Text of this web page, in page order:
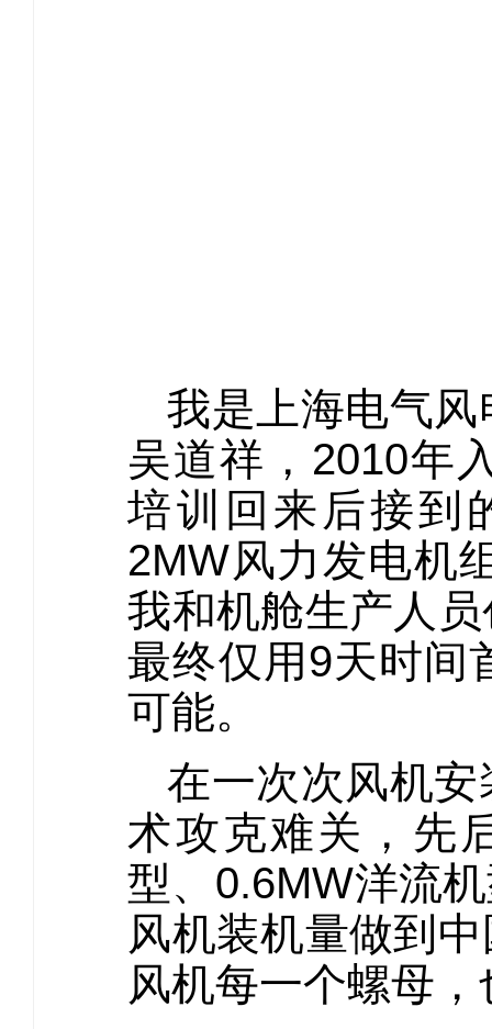
我是上海电气
吴道祥，2010年
培训回来后接到
2MW风力发电机
我和机舱生产人
最终仅用9天时间
可能。
在一次次风机
术攻克难关，先
型、0.6MW洋流
风机装机量做到
风机每一个螺母